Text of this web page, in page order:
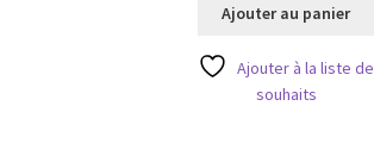
Ajouter au panier
Ajouter à la liste de
souhaits